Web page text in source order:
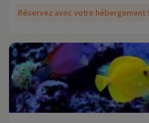
Réservez avec votre hébergement !